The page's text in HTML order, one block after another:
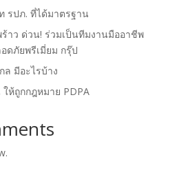
รปภ. ที่ได้มาตรฐาน
าว ด่วน! ร่วมเป็นทีมงานมืออาชีพ
ดภัยพรีเมี่ยม กรุ๊ป
มีอะไรบ้าง
ห้ถูกกฎหมาย PDPA